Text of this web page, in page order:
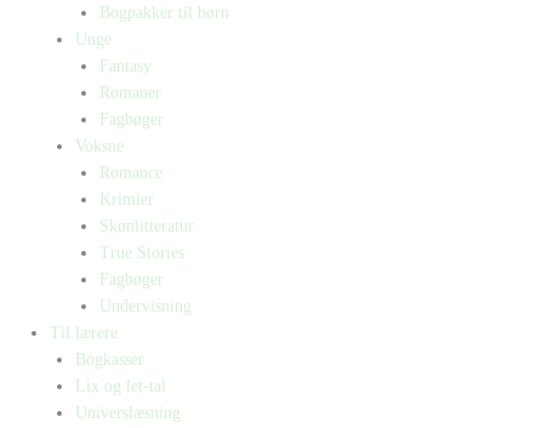
Bogpakker til børn
Unge
Fantasy
Romaner
Fagbøger
Voksne
Romance
Krimier
Skønlitteratur
True Stories
Fagbøger
Undervisning
Til lærere
Bogkasser
Lix og let-tal
Universlæsning